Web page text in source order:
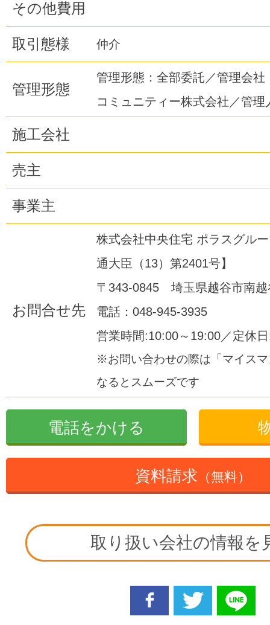
その他費用
取引態様 仲介
管理形態
管理形態：全部委託／管理会社
コミュニティー株式会社／管理
施工会社
売主
事業主
お問合せ先
株式会社中央住宅 ポラスグル
通大臣（13）第2401号】
〒343-0845 埼玉県越谷市南越
電話：048-945-3935
営業時間:10:00～19:00／定休
※お問い合わせの際は「マイス
なるとスムーズです
電話をかける
資料請求 （無料）
取り扱い会社の情報を